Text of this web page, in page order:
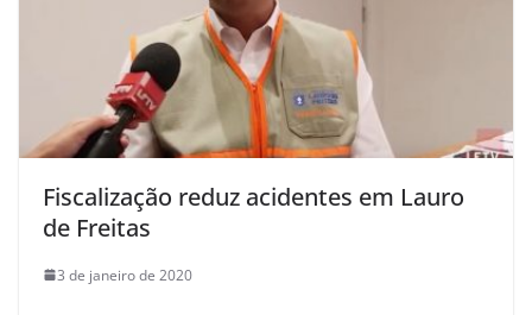
Fiscalização reduz acidentes em Lauro
de Freitas
3 de janeiro de 2020